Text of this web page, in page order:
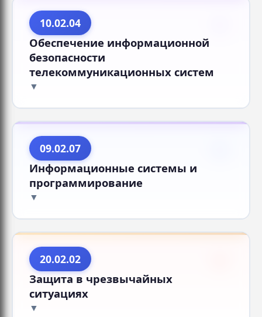
10.02.04
Обеспечение информационной
безопасности
телекоммуникационных систем
09.02.07
Информационные системы и
программирование
20.02.02
Защита в чрезвычайных
ситуациях